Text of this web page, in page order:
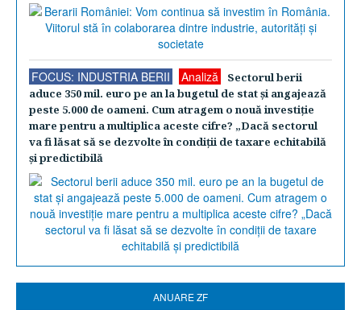
FOCUS: INDUSTRIA BERII Analiză
Sectorul berii
aduce 350 mil. euro pe an la bugetul de stat şi angajează
peste 5.000 de oameni. Cum atragem o nouă investiţie
mare pentru a multiplica aceste cifre? „Dacă sectorul
va fi lăsat să se dezvolte în condiţii de taxare echitabilă
şi predictibilă
ANUARE ZF